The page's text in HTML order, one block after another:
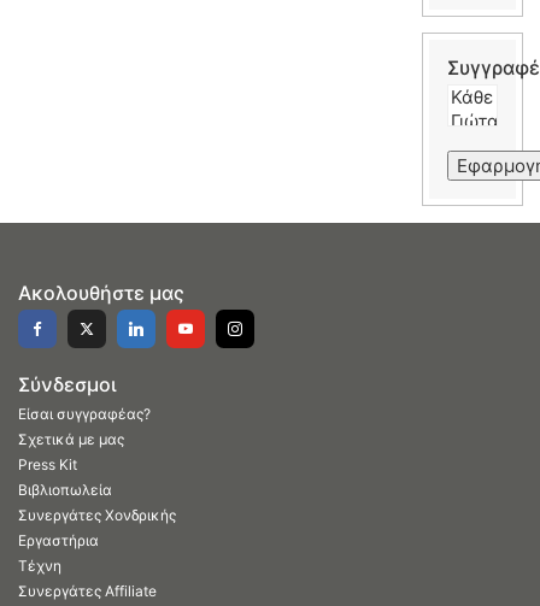
Ακολουθήστε μας
Σύνδεσμοι
Είσαι συγγραφέας?
Σχετικά με μας
Press Kit
Βιβλιοπωλεία
Συνεργάτες Χονδρικής
Εργαστήρια
Τέχνη
Συνεργάτες Affiliate